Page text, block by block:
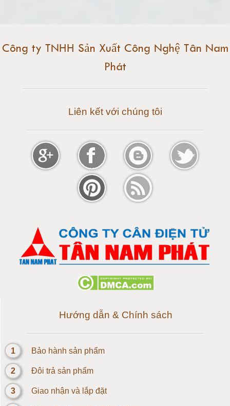
Cân điện tử 50 tấn
Cân điện tử 60 tấn
Cân điện tử 80 tấn
Cân điện tử 100 tấn
Cân điện tử 150 tấn
Loadcell 300g
Cảm biến Loadcell 2kg
Loadcell 3kg
Loadcell 5kg
Công ty TNHH Sản Xuất Công Nghệ Tân Nam
Phát
Liên kết với chúng tôi
Hướng dẫn & Chính sách
1 Bảo hành sản phẩm
2 Đôi trả sản phẩm
3 Giao nhận và lắp đặt